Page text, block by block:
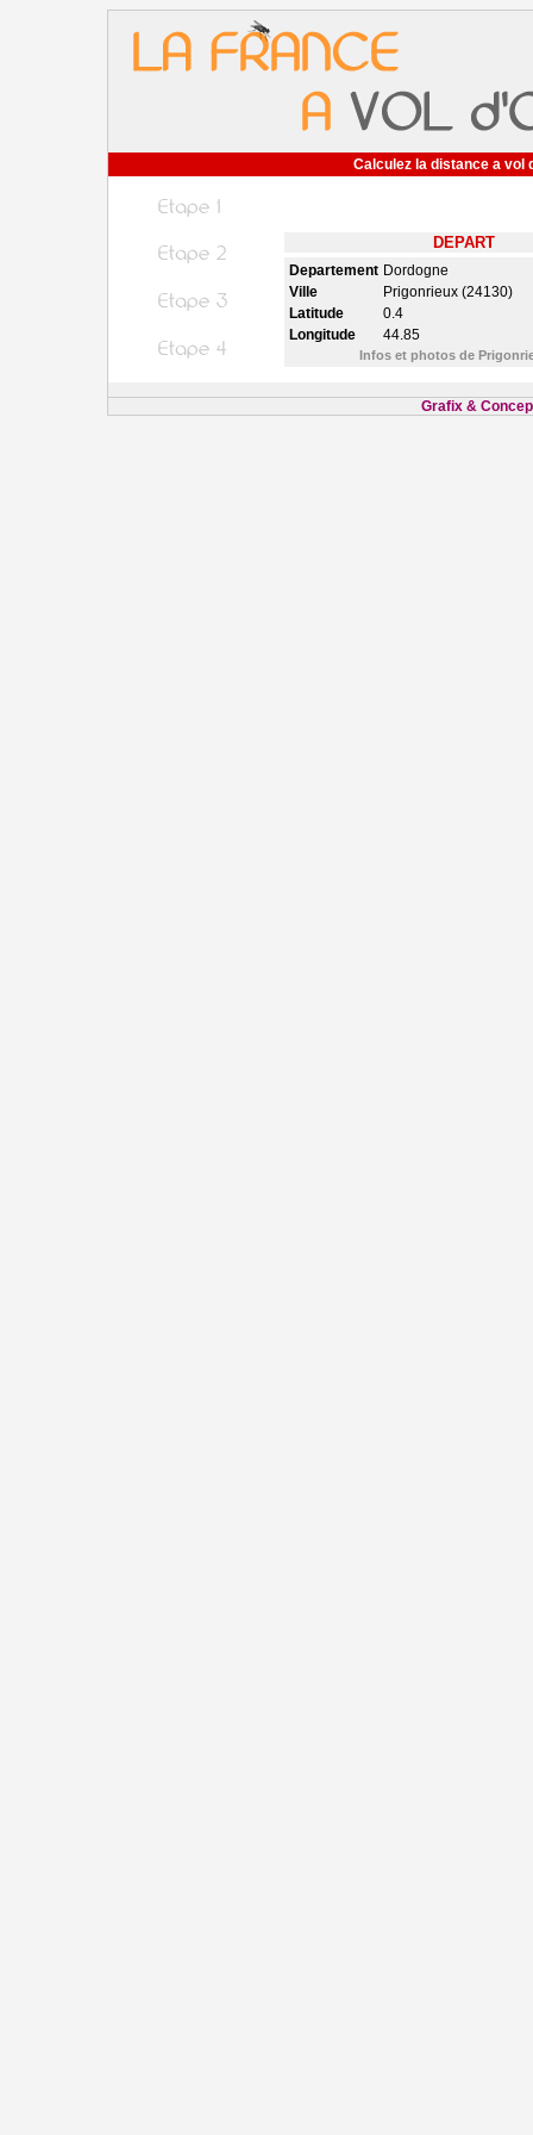
Calculez la distance a vol
DEPART
Departement Dordogne
Ville
Prigonrieux (24130)
Latitude
0.4
Longitude
44.85
Infos et photos de
Grafix &